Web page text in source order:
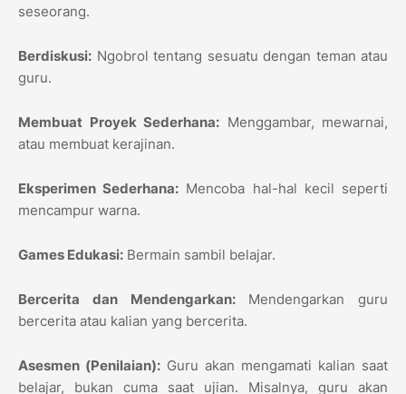
seseorang.
Berdiskusi: Ngobrol tentang sesuatu dengan teman atau
guru.
Membuat Proyek Sederhana: Menggambar, mewarnai,
atau membuat kerajinan.
Eksperimen Sederhana: Mencoba hal-hal kecil seperti
mencampur warna.
Games Edukasi: Bermain sambil belajar.
Bercerita dan Mendengarkan:Mendengarkan guru
bercerita atau kalian yang bercerita.
Asesmen (Penilaian): Guru akan mengamati kalian saat
belajar, bukan cuma saat ujian. Misalnya, guru akan